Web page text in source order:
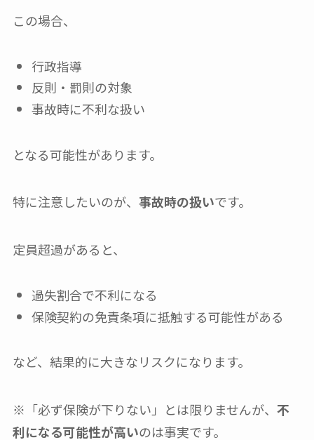
この場合、
行政指導
反則・罰則の対象
事故時に不利な扱い
となる可能性があります。
特に注意したいのが、 事故時の扱いです。
定員超過があると、
過失割合で不利になる
保険契約の免責条項に抵触する可能性がある
など、結果的に大きなリスクになります。
※「必ず保険が下りない」とは限りませんが、 不
利になる可能性が高いのは事実です。